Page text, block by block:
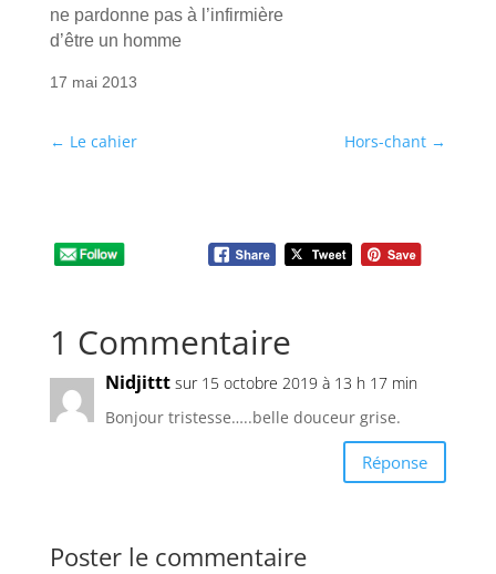
ne pardonne pas à l’infirmière
d’être un homme
17 mai 2013
← Le cahier Hors-chant →
1 Commentaire
Nidjittt sur 15 octobre 2019 à 13 h 17 min
Bonjour tristesse…..belle douceur grise.
Réponse
Poster le commentaire